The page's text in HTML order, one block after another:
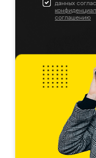
данных
соглашению